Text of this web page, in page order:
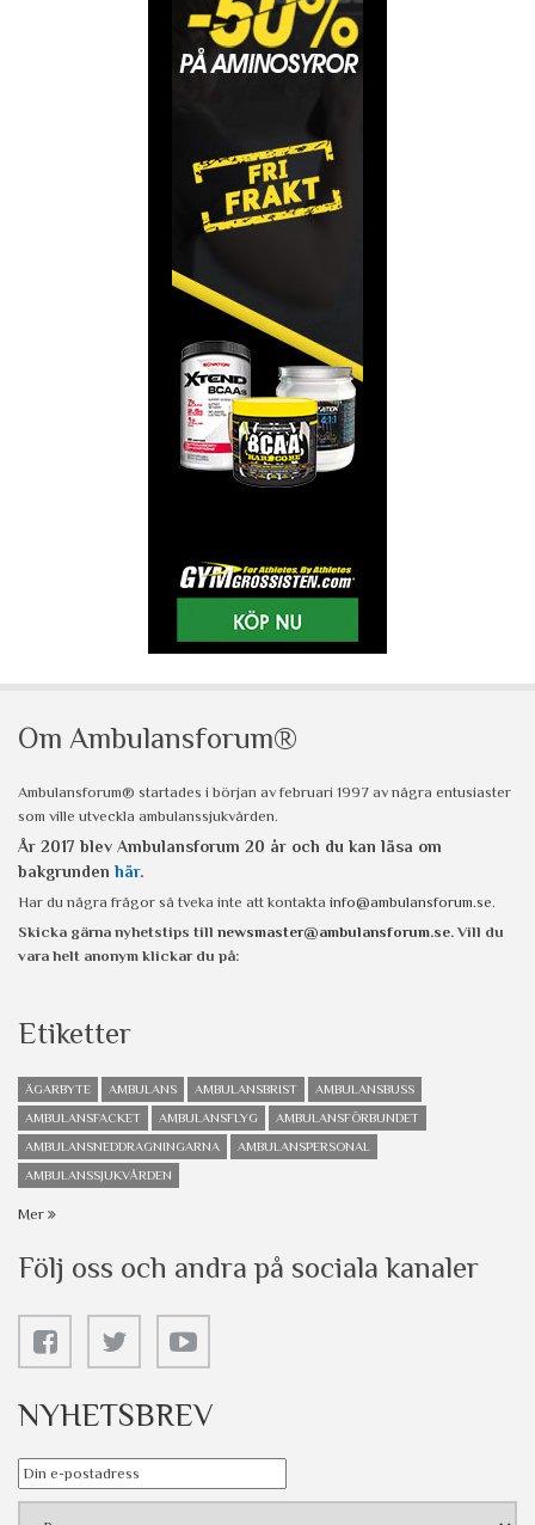
Om Ambulansforum®
Ambulansforum® startades i början av februari 1997 av några entusiaster
som ville utveckla ambulanssjukvården.
År 2017 blev Ambulansforum 20 år och du kan läsa om
bakgrunden här.
Har du några frågor så tveka inte att kontakta info@ambulansforum.se.
Skicka gärna nyhetstips till newsmaster@ambulansforum.se. Vill du
vara helt anonym klickar du på:
Etiketter
ÄGARBYTE AMBULANS AMBULANSBRIST
AMBULANSBUSS
AMBULANSFACKET
AMBULANSFLYG
AMBULANSFÖRBUNDET
AMBULANSNEDDRAGNINGARNA
AMBULANSPERSONAL
AMBULANSSJUKVÅRDEN
Mer
Följ oss och andra på sociala kanaler
NYHETSBREV